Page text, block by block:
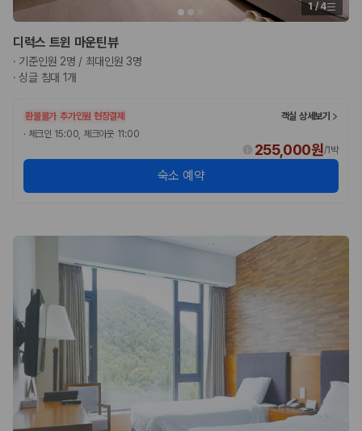
2. 보험 조건은 가격만큼 중요합니다
완전자차와 슈퍼자차는 업체별 보장 범위가 다를 수 있습니다. 카모아에서
는 제주 렌트카 가격과 함께 보험 조건을 비교해 여행 스타일에 맞는 보장
수준을 선택할 수 있습니다.
제주 렌트카는 차량 인수 위치와 셔틀 편의성에 따라 실제 이용 만족도가
달라집니다. 공항에서 렌트카 사무실까지의 이동 조건을 가격과 함께 비교
경차·소형차
혼자 또는 2인 여행에 적합하며 제주 렌트카 최저가를 찾는 사용자
가 가장 먼저 비교하는 차종입니다.
준중형·중형차
커플·친구 여행에서 많이 선택되며 가격과 승차감의 균형이 좋은 차
종입니다.
SUV
가족 여행, 짐이 많은 여행, 장거리 이동에 적합하며 보험 조건과 차
량 연식을 함께 비교하는 것이 좋습니다.
승합차·대형차
단체 여행이나 4인 이상 가족 여행에 적합하며 인원수, 짐 공간, 보
험 조건을 함께 확인해야 합니다.
1/4
디럭스 트윈 마운틴뷰
· 기준인원 2명 / 최대인원 3명
·싱글 침대 1개
환불불가 추가인원 현장결제
객실 상세보기
· 체크인 15:00, 체크아웃 11:00
255,000원/1박
숙소 예약